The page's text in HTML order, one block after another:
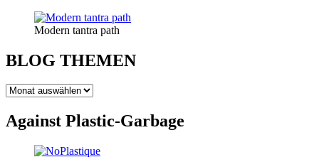
Modern tantra path
BLOG THEMEN
BLOG
Against Plastic-Garbage